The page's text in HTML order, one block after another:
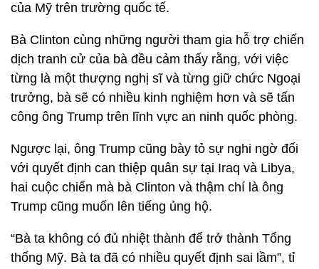
của Mỹ trên trường quốc tế.
Bà Clinton cùng những người tham gia hỗ trợ chiến
dịch tranh cử của bà đều cảm thấy rằng, với việc
từng là một thượng nghị sĩ và từng giữ chức Ngoại
trưởng, bà sẽ có nhiều kinh nghiệm hơn và sẽ tấn
công ông Trump trên lĩnh vực an ninh quốc phòng.
Ngược lại, ông Trump cũng bày tỏ sự nghi ngờ đối
với quyết định can thiệp quân sự tại Iraq và Libya,
hai cuộc chiến mà bà Clinton và thậm chí là ông
Trump cũng muốn lên tiếng ủng hộ.
“Bà ta không có đủ nhiệt thành để trở thành Tổng
thống Mỹ. Bà ta đã có nhiều quyết định sai lầm”, tỉ